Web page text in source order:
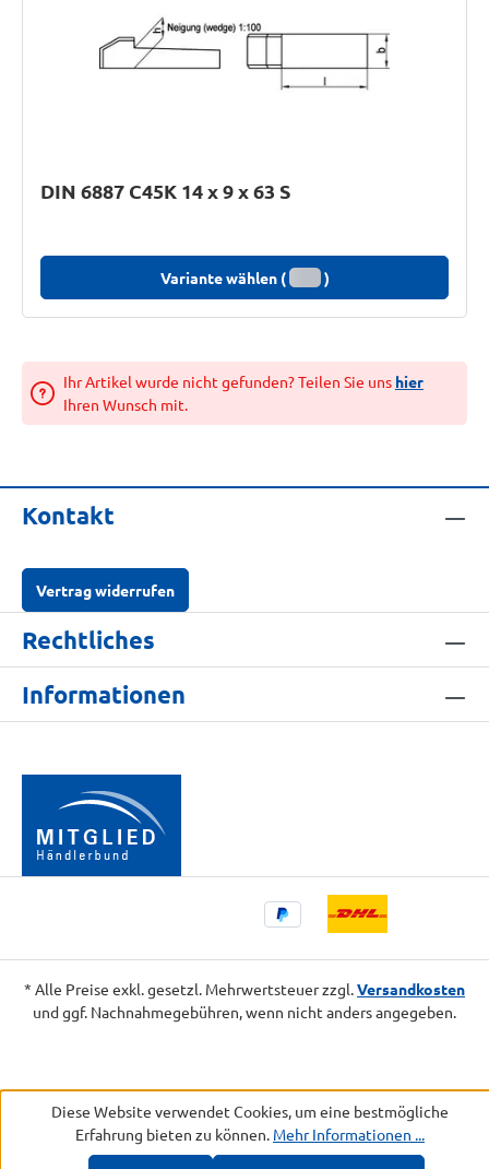
DIN 6887 C45K 14 x 9 x 63 S
Variante wählen ( )
Ihr Artikel wurde nicht gefunden? Teilen Sie uns hier
Ihren Wunsch mit.
Kontakt
Vertrag widerrufen
Rechtliches
Informationen
* Alle Preise exkl. gesetzl. Mehrwertsteuer zzgl.Versandkosten
und ggf. Nachnahmegebühren, wenn nicht anders angegeben.
Diese Website verwendet Cookies, um eine bestmögliche
Erfahrung bieten zu können. Mehr Informationen ...